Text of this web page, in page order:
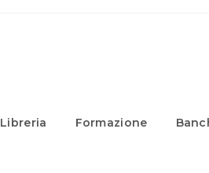
Libreria Formazione